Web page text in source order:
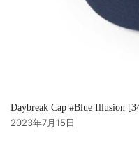
Daybreak Cap #Blue Illusion
2023年7月15日